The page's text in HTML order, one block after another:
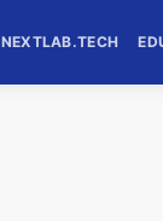
NEXTLAB.TECH